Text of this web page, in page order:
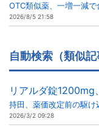
OTC類似薬、一増一減
2026/8/5 21:58
自動検索（類似記
リアルダ錠1200mg
持田、薬価改定前の駆け
2026/3/2 09:28